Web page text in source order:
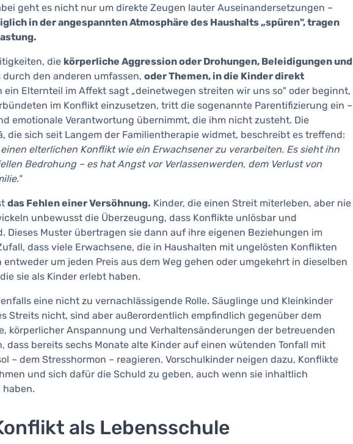
geht es nicht nur um direkte Zeugen lauter Auseinandersetzungen –
in der angespannten Atmosphäre des Haushalts „spüren", tragen
die körperliche Aggression oder Drohungen, Beleidigungen und
durch den anderen umfassen, oder Themen, in die Kinder direkt
ein Elternteil im Affekt sagt „deinetwegen streiten wir uns so" oder beginnt,
im Konflikt einzusetzen, tritt die sogenannte Parentifizierung ein –
emotionale Verantwortung übernimmt, die ihm nicht zusteht. Die
die sich seit Langem der Familientherapie widmet, beschreibt es treffend:
elterlichen Konflikt wie ein Erwachsener zu verarbeiten. Es sieht ihn
Bedrohung – es hat Angst vor Verlassenwerden, dem Verlust von
das Fehlen einer Versöhnung. Kinder, die einen Streit miterleben, aber nie
unbewusst die Überzeugung, dass Konflikte unlösbar und
Dieses Muster übertragen sie dann auf ihre eigenen Beziehungen im
dass viele Erwachsene, die in Haushalten mit ungelösten Konflikten
um jeden Preis aus dem Weg gehen oder umgekehrt in dieselben
sie als Kinder erlebt haben.
eine nicht zu vernachlässigende Rolle. Säuglinge und Kleinkinder
Streits nicht, sind aber außerordentlich empfindlich gegenüber dem
körperlicher Anspannung und Verhaltensänderungen der betreuenden
dass bereits sechs Monate alte Kinder auf einen wütenden Tonfall mit
– dem Stresshormon – reagieren. Vorschulkinder neigen dazu, Konflikte
und sich dafür die Schuld zu geben, auch wenn sie inhaltlich
als Lebensschule